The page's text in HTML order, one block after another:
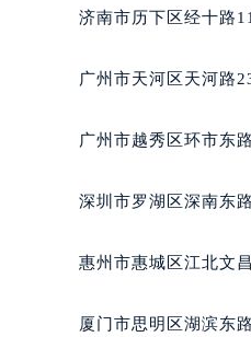
内蒙
重庆
黑龙
黑龙
黑龙
黑龙
济南市历下区经十路
广州市天河区天河路
广州市越秀区环市东
深圳市罗湖区深南东
惠州市惠城区江北文
厦门市思明区湖滨东